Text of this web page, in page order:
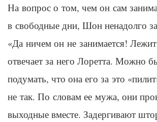
На вопрос о том, чем он сам
в свободные дни, Шон ненадолго
«Да ничем он не занимается!
отвечает за него Лоретта. Можно
подумать, что она его за это
не так. По словам ее мужа, они
выходные вместе. Задергивают